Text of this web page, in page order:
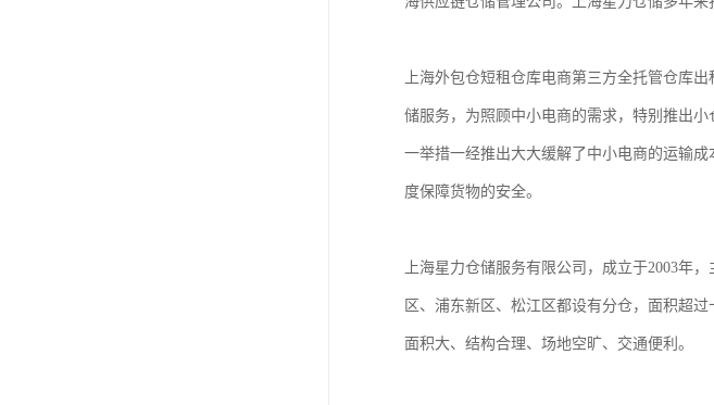
上海外包仓短租仓库电商第三方全托管仓库
储服务，为照顾中小电商的需求，特别推出
一举措一经推出大大缓解了中小电商的运输
度保障货物的安全。
上海星力仓储服务有限公司，成立于2003年
区、浦东新区、松江区都设有分仓，面积超
面积大、结构合理、场地空旷、交通便利。